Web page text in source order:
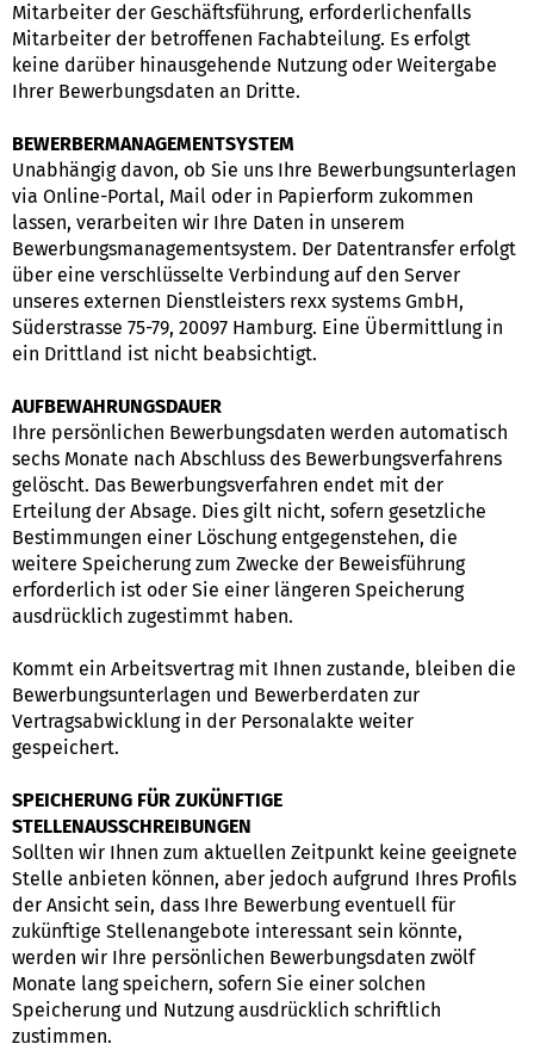
Mitarbeiter der Geschäftsführung, erforderlichenfalls
Mitarbeiter der betroffenen Fachabteilung. Es erfolgt
keine darüber hinausgehende Nutzung oder Weitergabe
Ihrer Bewerbungsdaten an Dritte.
BEWERBERMANAGEMENTSYSTEM
Unabhängig davon, ob Sie uns Ihre Bewerbungsunterlagen
via Online-Portal, Mail oder in Papierform zukommen
lassen, verarbeiten wir Ihre Daten in unserem
Bewerbungsmanagementsystem. Der Datentransfer erfolgt
über eine verschlüsselte Verbindung auf den Server
unseres externen Dienstleisters rexx systems GmbH,
Süderstrasse 75-79, 20097 Hamburg. Eine Übermittlung in
ein Drittland ist nicht beabsichtigt.
AUFBEWAHRUNGSDAUER
Ihre persönlichen Bewerbungsdaten werden automatisch
sechs Monate nach Abschluss des Bewerbungsverfahrens
gelöscht. Das Bewerbungsverfahren endet mit der
Erteilung der Absage. Dies gilt nicht, sofern gesetzliche
Bestimmungen einer Löschung entgegenstehen, die
weitere Speicherung zum Zwecke der Beweisführung
erforderlich ist oder Sie einer längeren Speicherung
ausdrücklich zugestimmt haben.
Kommt ein Arbeitsvertrag mit Ihnen zustande, bleiben die
Bewerbungsunterlagen und Bewerberdaten zur
Vertragsabwicklung in der Personalakte weiter
gespeichert.
SPEICHERUNG FÜR ZUKÜNFTIGE
STELLENAUSSCHREIBUNGEN
Sollten wir Ihnen zum aktuellen Zeitpunkt keine geeignete
Stelle anbieten können, aber jedoch aufgrund Ihres Profils
der Ansicht sein, dass Ihre Bewerbung eventuell für
zukünftige Stellenangebote interessant sein könnte,
werden wir Ihre persönlichen Bewerbungsdaten zwölf
Monate lang speichern, sofern Sie einer solchen
Speicherung und Nutzung ausdrücklich schriftlich
zustimmen.